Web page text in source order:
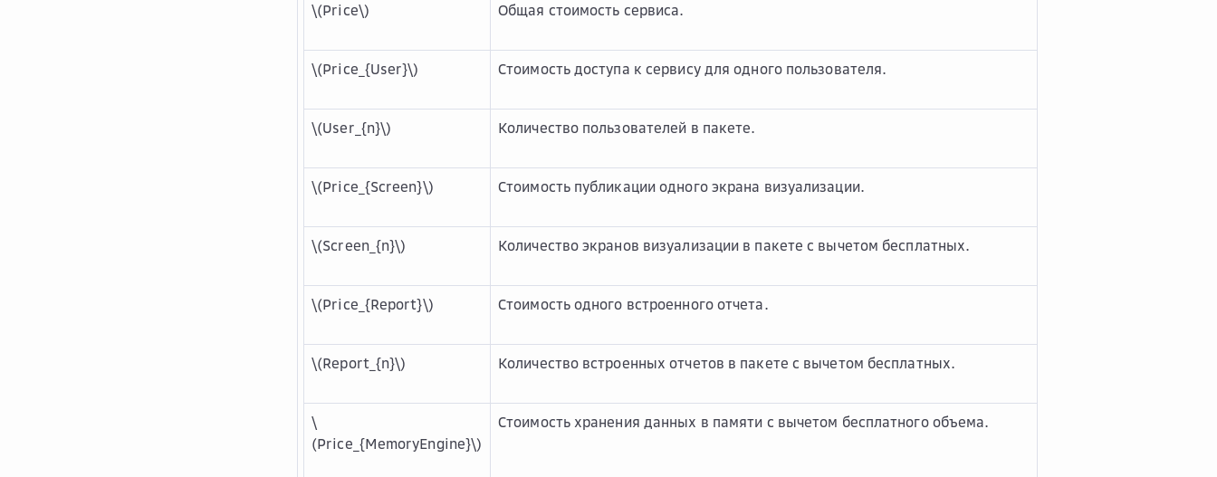
\(Price\) Общая стоимость сервиса.
\(Price_{User}\) Стоимость доступа к сервису для одного пользователя.
\(User_{n}\) Количество пользователей в пакете.
\(Price_{Screen}\) Стоимость публикации одного экрана визуализации.
\(Screen_{n}\) Количество экранов визуализации в пакете с вычетом бесплатных.
\(Price_{Report}\) Стоимость одного встроенного отчета.
\(Report_{n}\) Количество встроенных отчетов в пакете с вычетом бесплатных.
\
(Price_{MemoryEngine}\)
Стоимость хранения данных в памяти с вычетом бесплатного объема.